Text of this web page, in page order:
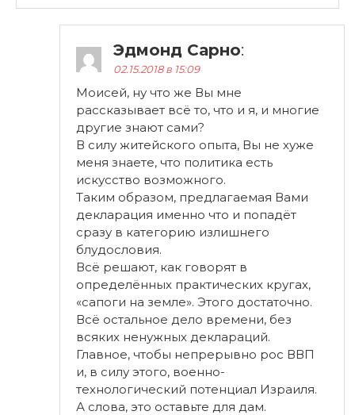
Эдмонд Сарно:
02.15.2018 в 15:09
Моисей, ну что же Вы мне
рассказывает всё то, что и я, и многие
другие знают сами?
В силу житейского опыта, Вы не хуже
меня знаете, что политика есть
искусство возможного.
Таким образом, предлагаемая Вами
декларация именно что и попадёт
сразу в категорию излишнего
блудословия.
Всё решают, как говорят в
определённых практических кругах,
«сапоги на земле». Этого достаточно.
Всё остальное дело времени, без
всяких ненужных деклараций.
Главное, чтобы непрерывно рос ВВП
и, в силу этого, военно-
технологический потенциал Израиля.
А слова, это оставьте для дам.